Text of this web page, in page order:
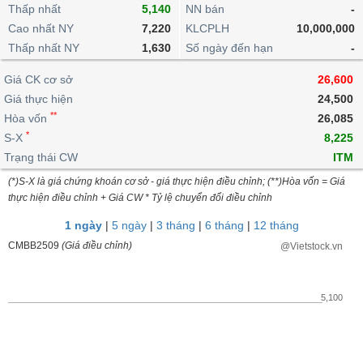
lỗ
dịch
nội
Niên
giám
Tài
liệu
cổ
Định
giá
ngoài
doanh
Top
cổ
phiếu
ngành
dịch
Chứng
quyền
quan
Thống
giao
dịch
Thống
giao
dịch
Tin
tức
Phân
tích
kỹ
thuật
trực
tuyến
Bộ
lọc
cổ
So
Vĩ
mô
lai
Chứng
quyền
Trái
phiếu
IR
Awards
tạo
Dịch
vụ
Thấp nhất
5,140
Cao nhất NY
7,220
Thấp nhất NY
1,630
NN bán
-
KLCPLH
10,000,000
Số ngày đến hạn
-
Giá CK cơ sở
26,600
Giá thực hiện
24,500
Hòa vốn **
26,085
S-X *
8,225
Trạng thái CW
ITM
(*)S-X là giá chứng khoán cơ sở - giá thực hiện điều chỉnh; (**)Hòa vốn = Giá
thực hiện điều chỉnh + Giá CW * Tỷ lệ chuyển đổi điều chỉnh
1 ngày| 5 ngày| 3 tháng | 6 tháng | 12 tháng
CMBB2509 (Giá điều chỉnh) @Vietstock.vn
5,100
BẤT
ĐỘNG
SẢN
TÀI
CHÍNH
HÀNG